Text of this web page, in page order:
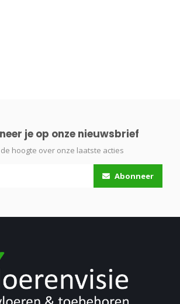
je op onze nieuwsbrief
hoogte over onze laatste acties
Abonneer